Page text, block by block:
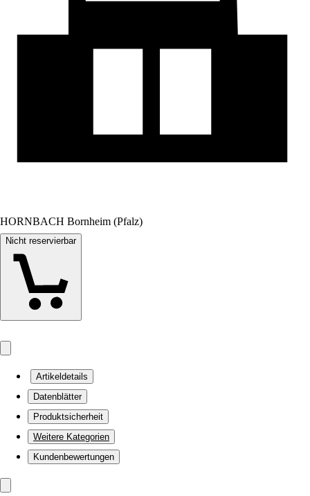
HORNBACH Bornheim (Pfalz)
Nicht reservierbar
Artikeldetails
Datenblätter
Produktsicherheit
Weitere Kategorien
Kundenbewertungen